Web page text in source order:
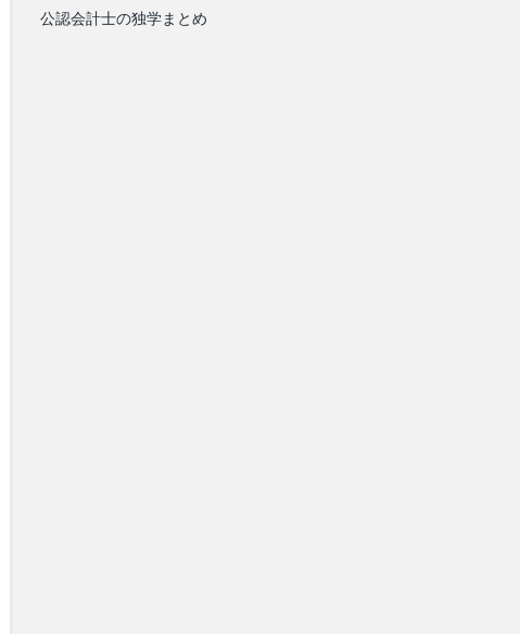
公認会計士の独学まとめ